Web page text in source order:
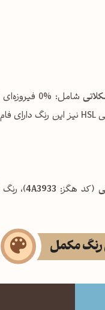
(کد هگز: 4A3933)،
رنگ مکمل